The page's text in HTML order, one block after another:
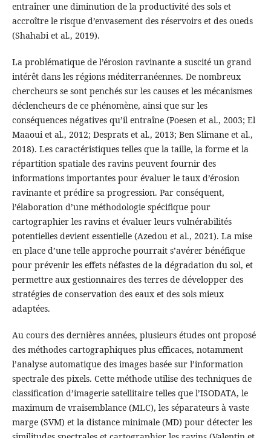
entraîner une diminution de la productivité des sols et
accroître le risque d’envasement des réservoirs et des oueds
(Shahabi et al., 2019).
La problématique de l’érosion ravinante a suscité un grand
intérêt dans les régions méditerranéennes. De nombreux
chercheurs se sont penchés sur les causes et les mécanismes
déclencheurs de ce phénomène, ainsi que sur les
conséquences négatives qu’il entraîne (Poesen et al., 2003; El
Maaoui et al., 2012; Desprats et al., 2013; Ben Slimane et al.,
2018). Les caractéristiques telles que la taille, la forme et la
répartition spatiale des ravins peuvent fournir des
informations importantes pour évaluer le taux d’érosion
ravinante et prédire sa progression. Par conséquent,
l’élaboration d’une méthodologie spécifique pour
cartographier les ravins et évaluer leurs vulnérabilités
potentielles devient essentielle (Azedou et al., 2021). La mise
en place d’une telle approche pourrait s’avérer bénéfique
pour prévenir les effets néfastes de la dégradation du sol, et
permettre aux gestionnaires des terres de développer des
stratégies de conservation des eaux et des sols mieux
adaptées.
Au cours des dernières années, plusieurs études ont proposé
des méthodes cartographiques plus efficaces, notamment
l’analyse automatique des images basée sur l’information
spectrale des pixels. Cette méthode utilise des techniques de
classification d’imagerie satellitaire telles que l’ISODATA, le
maximum de vraisemblance (MLC), les séparateurs à vaste
marge (SVM) et la distance minimale (MD) pour détecter les